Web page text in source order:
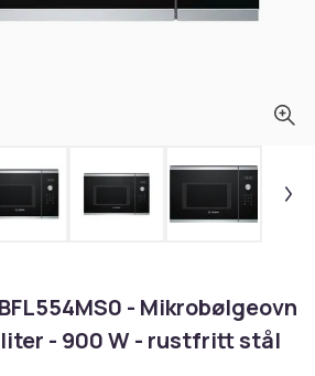
- Mikrobølgeovn
- 900 W - rustfritt stål